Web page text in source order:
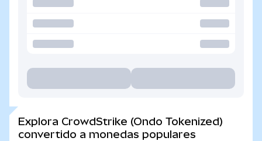
Explora CrowdStrike (Ondo Tokenized)
convertido a monedas populares